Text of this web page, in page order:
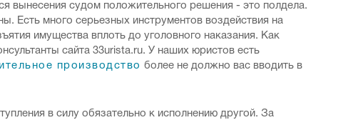
вынесения судом положительного решения - это полдела.
Есть много серьезных инструментов воздействия на
имущества вплоть до уголовного наказания. Как
сайта 33urista.ru. У наших юристов есть
производство более не должно вас вводить в
в силу обязательно к исполнению другой. За